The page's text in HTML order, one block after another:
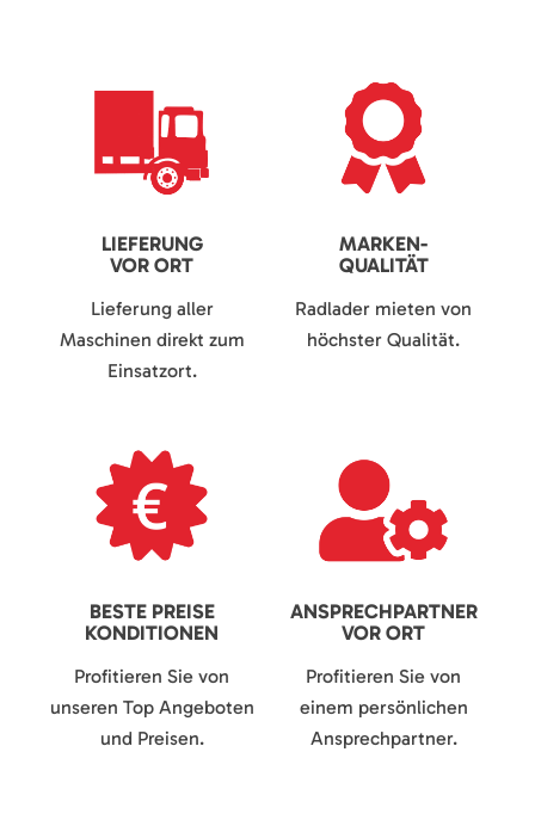
LIEFERUNG
VOR ORT
Lieferung aller
Maschinen direkt zum
Einsatzort.
MARKEN-
QUALITÄT
Radlader mieten von
höchster Qualität.
BESTE PREISE
KONDITIONEN
Profitieren Sie von
unseren Top Angeboten
und Preisen.
ANSPRECHPARTNER
VOR ORT
Profitieren Sie von
einem persönlichen
Ansprechpartner.